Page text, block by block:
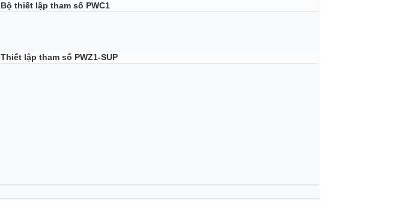
Bộ thiết lập tham số PWC1
Thiết lập tham số PWZ1-SUP